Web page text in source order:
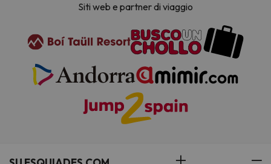
Siti web e partner di viaggio